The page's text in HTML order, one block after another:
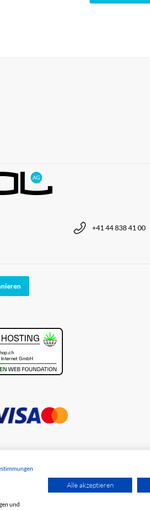
+41 44 838 41 00
und
Alle akzeptieren